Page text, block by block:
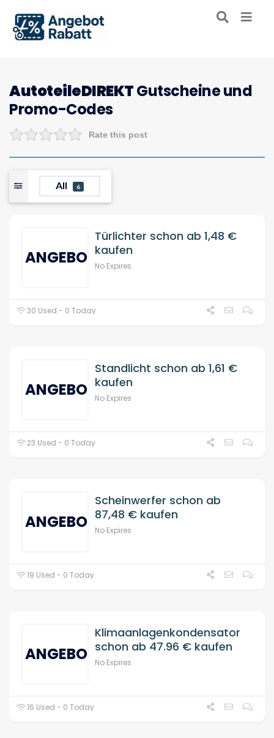
AutoteileDIREKTGutscheine und
Promo-Codes
Rate this post
All 6
ANGEBOT
Türlichter schon ab 1,48 €
kaufen
No Expires
30 Used - 0 Today
ANGEBOT
Standlicht schon ab 1,61 €
kaufen
No Expires
23 Used - 0 Today
ANGEBOT
Scheinwerfer schon ab
87,48 € kaufen
No Expires
19 Used - 0 Today
ANGEBOT
Klimaanlagenkondensator
schon ab 47.96 € kaufen
No Expires
16 Used - 0 Today